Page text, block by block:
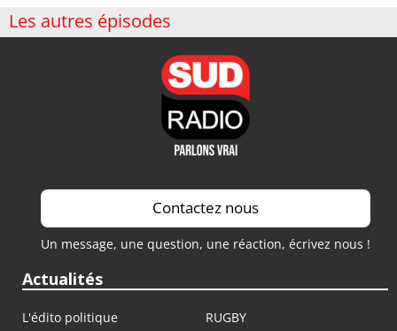
Les autres épisodes
Contactez nous
Un message, une question, une réaction, écrivez nous !
Actualités
L'édito politique
RUGBY